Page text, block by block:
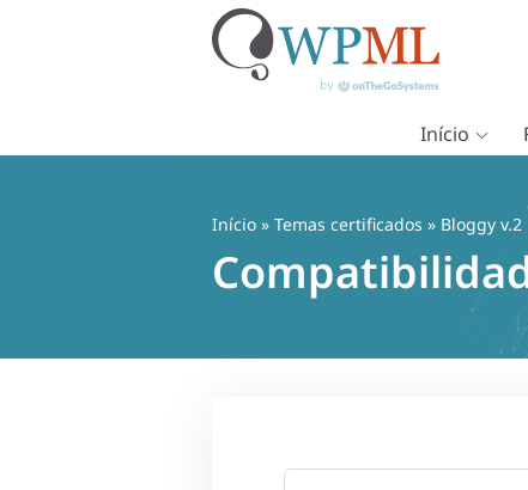
Início
Início » Temas certificados » Bloggy v.2